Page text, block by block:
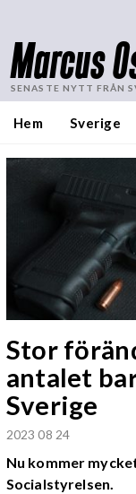
Marcus
SENASTE NYTT FRÅN
Hem Sverige
Stor
antalet
Sverige
2023 08 24
Nu kommer
Socialstyrelsen.